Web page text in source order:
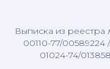
Выписка из реестра
00110-77/00589224
01024-74/